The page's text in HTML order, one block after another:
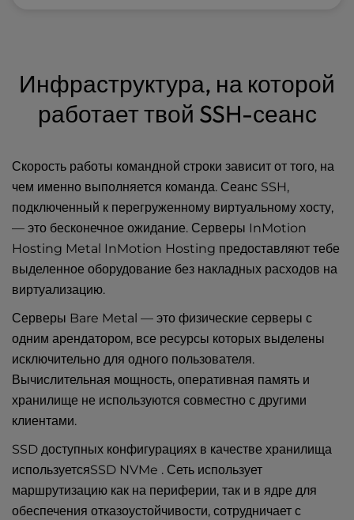
Инфраструктура, на которой
работает твой SSH-сеанс
Скорость работы командной строки зависит от того, на
чем именно выполняется команда. Сеанс SSH,
подключенный к перегруженному виртуальному хосту,
— это бесконечное ожидание. Серверы InMotion
Hosting Metal InMotion Hosting предоставляют тебе
выделенное оборудование без накладных расходов на
виртуализацию.
Серверы Bare Metal — это физические серверы с
одним арендатором, все ресурсы которых выделены
исключительно для одного пользователя.
Вычислительная мощность, оперативная память и
хранилище не используются совместно с другими
клиентами.
SSD доступных конфигурациях в качестве хранилища
используетсяSSD NVMe . Сеть использует
маршрутизацию как на периферии, так и в ядре для
обеспечения отказоустойчивости, сотрудничает с